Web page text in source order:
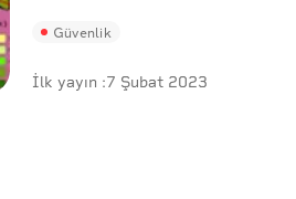
Güvenlik
İlk yayın :7 Şubat 2023